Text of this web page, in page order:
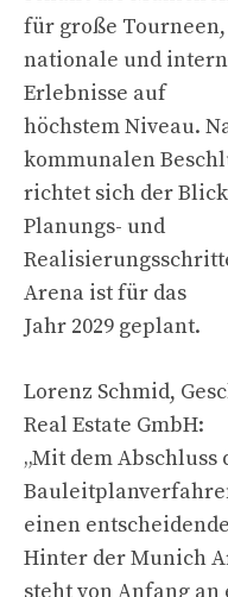
für große Tourneen,
nationale und
Erlebnisse auf
höchstem Niveau.
kommunalen
richtet sich der
Planungs- und
Arena ist für das
Jahr 2029 geplant.
Lorenz Schmid,
Real Estate GmbH:
„Mit dem
einen
Hinter der Munich
steht von Anfang